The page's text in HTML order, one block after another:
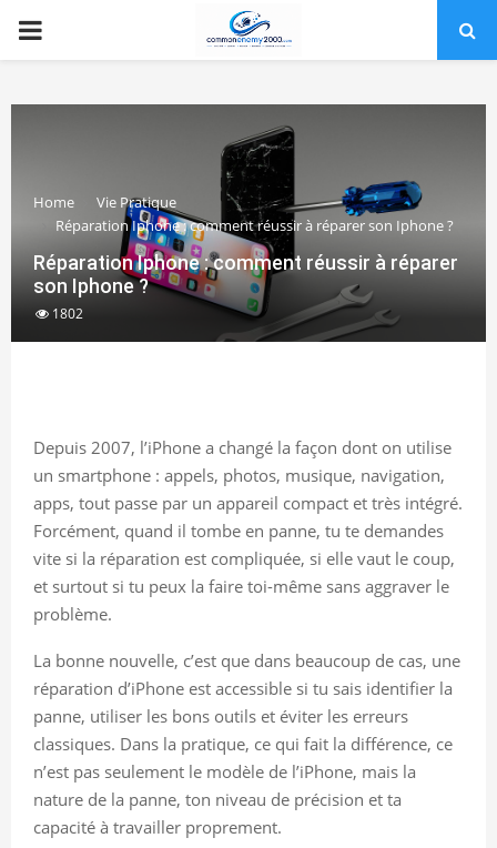
PRIMARY
Home
Vie Pratique
Réparation Iphone : comment réussir à réparer son Iphone ?
Réparation Iphone : comment réussir à réparer
son Iphone ?
1802
Depuis 2007, l’iPhone a changé la façon dont on utilise
un smartphone : appels, photos, musique, navigation,
apps, tout passe par un appareil compact et très intégré.
Forcément, quand il tombe en panne, tu te demandes
vite si la réparation est compliquée, si elle vaut le coup,
et surtout si tu peux la faire toi-même sans aggraver le
problème.
La bonne nouvelle, c’est que dans beaucoup de cas, une
réparation d’iPhone est accessible si tu sais identifier la
panne, utiliser les bons outils et éviter les erreurs
classiques. Dans la pratique, ce qui fait la différence, ce
n’est pas seulement le modèle de l’iPhone, mais la
nature de la panne, ton niveau de précision et ta
capacité à travailler proprement.